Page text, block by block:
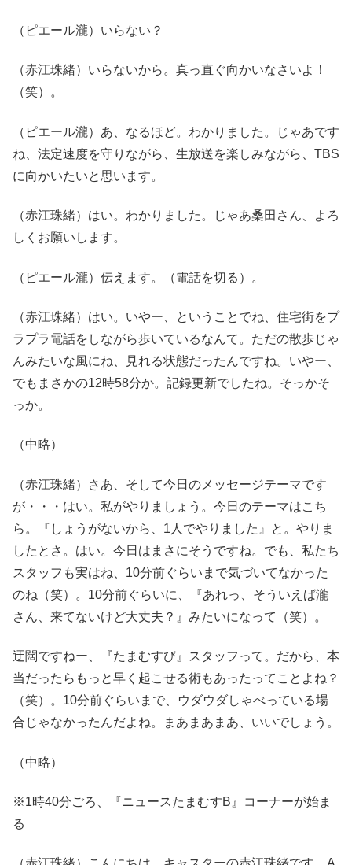
（ピエール瀧）いらない？
（赤江珠緒）いらないから。真っ直ぐ向かいなさいよ！
（笑）。
（ピエール瀧）あ、なるほど。わかりました。じゃあです
ね、法定速度を守りながら、生放送を楽しみながら、TBS
に向かいたいと思います。
（赤江珠緒）はい。わかりました。じゃあ桑田さん、よろ
しくお願いします。
（ピエール瀧）伝えます。（電話を切る）。
（赤江珠緒）はい。いやー、ということでね、住宅街をプ
ラプラ電話をしながら歩いているなんて。ただの散歩じゃ
んみたいな風にね、見れる状態だったんですね。いやー、
でもまさかの12時58分か。記録更新でしたね。そっかそ
っか。
（中略）
（赤江珠緒）さあ、そして今日のメッセージテーマです
が・・・はい。私がやりましょう。今日のテーマはこち
ら。『しょうがないから、1人でやりました』と。やりま
したとさ。はい。今日はまさにそうですね。でも、私たち
スタッフも実はね、10分前ぐらいまで気づいてなかった
のね（笑）。10分前ぐらいに、『あれっ、そういえば瀧
さん、来てないけど大丈夫？』みたいになって（笑）。
迂闊ですねー、『たまむすび』スタッフって。だから、本
当だったらもっと早く起こせる術もあったってことよね？
（笑）。10分前ぐらいまで、ウダウダしゃべっている場
合じゃなかったんだよね。まあまあまあ、いいでしょう。
（中略）
※1時40分ごろ、『ニュースたまむすB』コーナーが始ま
る